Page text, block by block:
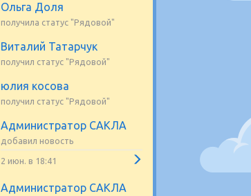
Ольга Доля
получила статус "Рядовой"
Виталий Татарчук
получил статус "Рядовой"
юлия косова
получил статус "Рядовой"
Администратор САКЛА
добавил новость
2 июн. в 18:41
Администратор САКЛА